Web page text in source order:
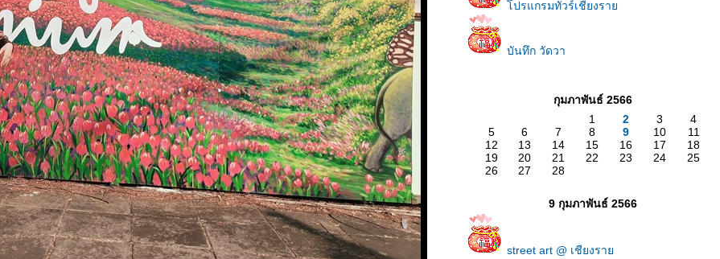
ปรแกรมทัวร์เชียงรา
บันทึก วัดวา
กุมภาพันธ์ 2566
1
2 3
4
5
6 7 8 9 10
11
12
13 14 15 16 17
18
19
20 21 22 23 24
25
26
27 28
9 กุมภาพันธ์ 2566
street art @ เชียงรา